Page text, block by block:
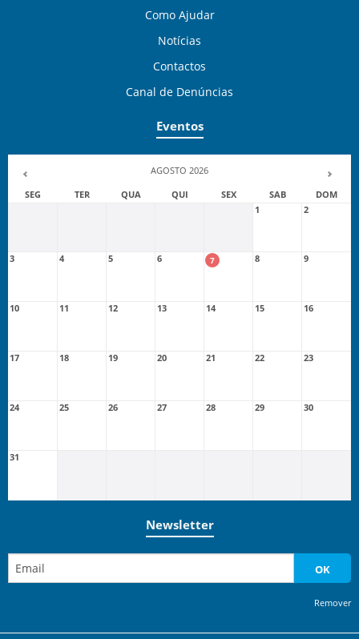
Como Ajudar
Notícias
Contactos
Canal de Denúncias
Eventos
AGOSTO 2026
SEG
TER QUA QUI SEX SAB
DOM
1
2
3 4 5 6 7 8 9
10 11 12 13 14 15 16
17 18 19 20 21 22 23
24 25 26 27 28 29 30
31
Newsletter
OK
Remover